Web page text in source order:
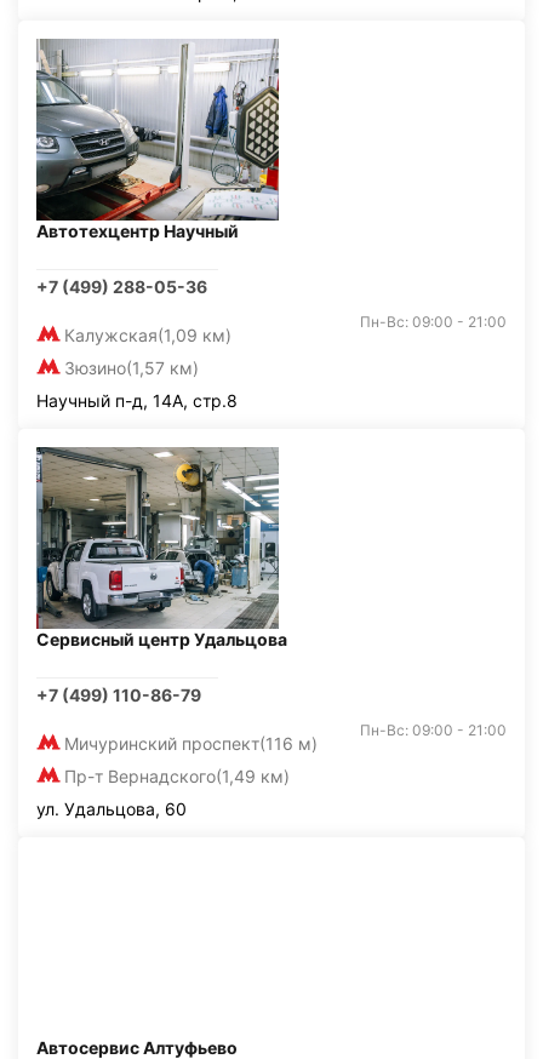
Автотехцентр Научный
+7 (499) 288-05-36
Калужская(1,09 км)
Зюзино(1,57 км)
Пн-Вс: 09:00 - 21:00
Научный п-д, 14А, стр.8
Сервисный центр Удальцова
+7 (499) 110-86-79
Мичуринский проспект(116 м)
Пр-т Вернадского(1,49 км)
Пн-Вс: 09:00 - 21:00
ул. Удальцова, 60
Автосервис Алтуфьево